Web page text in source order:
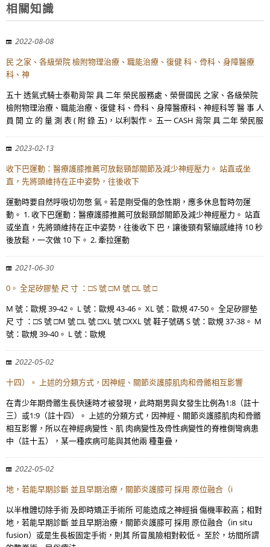
相關知識
2022-08-08
民 之家、各級榮院 檢附物理治療、職能治療、復健 科、骨科、身障醫療
科、神
五十 透氣式騎士泰勒背架 具 二年 榮民服務處、榮譽國民 之家、各級榮院
檢附物理治療、職能治療、復健 科、骨科、身障醫療科、神經科等 醫 事 人
員 開 立 的 量 測 表 ( 附 錄 五)，以利製作。 五一 CASH 背架 具 二年 榮民服
2023-02-13
收下巴運動：醫療護膝推薦可放鬆頸部關節及減少神經壓力。 站直或坐
直，先將頭維持在正中姿勢，往後收下
運動時要自然呼吸切勿憋 氣。若是剛受傷的急性期，應多休息暫時勿運
動。 1. 收下巴運動：醫療護膝推薦可放鬆頸部關節及減少神經壓力。 站直
或坐直，先將頭維持在正中姿勢，往後收下 巴，讓後頸有緊繃感維持 10 秒
後放鬆，一次做 10 下。 2. 牽拉運動
2021-06-30
0。 全足矽膠墊 尺 寸 ：□S 號 □M 號 □L 號 □
M 號：歐規 39-42。 L 號：歐規 43-46。 XL 號：歐規 47-50。 全足矽膠墊
尺 寸 ：□S 號 □M 號 □L 號 □XL 號 □XXL 號 鞋子號碼 S 號：歐規 37-38。 M
號：歐規 39-40。 L 號：歐規
2022-05-02
十四）。 上述的分類方式，因神經、關節炎護膝肌肉和骨骼相互影響
在青少年期骨骼生長快速時才被發現，此時期男與女發生比例為1:8（註十
三）或1:9（註十四）。 上述的分類方式，因神經、關節炎護膝肌肉和骨骼
相互影響，所以在神經病變性、肌 肉病變性及骨性病變性的脊椎側彎病患
中（註十五），某一種疾病可能與其他兩 種重疊，
2022-05-02
地，若能早期診斷 並且早期治療，關節炎護膝可 採用 原位融合（i
以半椎體切除手術 及即時矯正手術所 可能造成之神經損 傷機率較高；相對
地，若能早期診斷 並且早期治療，關節炎護膝可 採用 原位融合（in situ
fusion）或是生長板固定手術，則其 所冒風險相對較低。 至於，坊間所謂